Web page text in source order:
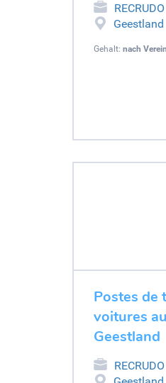
Geestland
Gehalt: nach
Postes de
voitures
Geestland